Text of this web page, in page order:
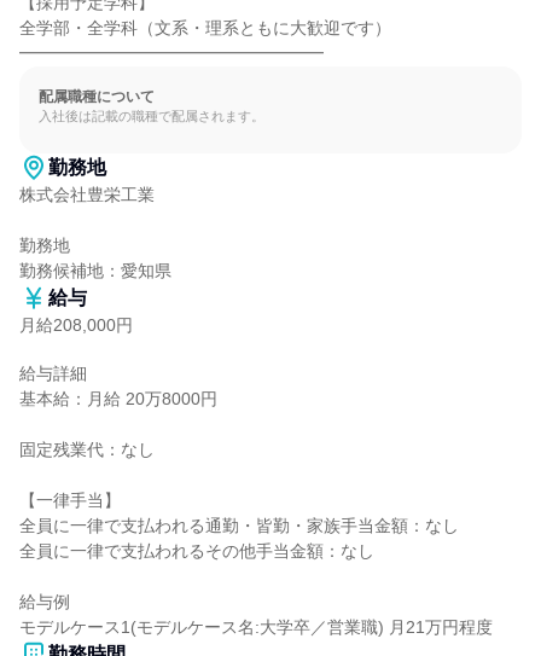
全学部・全学科（文系・理系ともに大歓迎です）
━━━━━━━━━━━━━━━━━━
配属職種について
入社後は記載の職種で配属されます。
勤務地
株式会社豊栄工業
勤務地
勤務候補地：愛知県
給与
月給208,000円
給与詳細
基本給：月給 20万8000円
固定残業代：なし
【一律手当】
全員に一律で支払われる通勤・皆勤・家族手当金額：なし
全員に一律で支払われるその他手当金額：なし
給与例
モデルケース1(モデルケース名:大学卒／営業職) 月21万円程度